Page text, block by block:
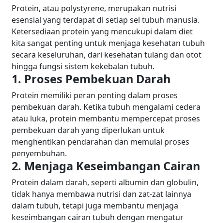
Protein, atau polystyrene, merupakan nutrisi
esensial yang terdapat di setiap sel tubuh manusia.
Ketersediaan protein yang mencukupi dalam diet
kita sangat penting untuk menjaga kesehatan tubuh
secara keseluruhan, dari kesehatan tulang dan otot
hingga fungsi sistem kekebalan tubuh.
1. Proses Pembekuan Darah
Protein memiliki peran penting dalam proses
pembekuan darah. Ketika tubuh mengalami cedera
atau luka, protein membantu mempercepat proses
pembekuan darah yang diperlukan untuk
menghentikan pendarahan dan memulai proses
penyembuhan.
2. Menjaga Keseimbangan Cairan
Protein dalam darah, seperti albumin dan globulin,
tidak hanya membawa nutrisi dan zat-zat lainnya
dalam tubuh, tetapi juga membantu menjaga
keseimbangan cairan tubuh dengan mengatur